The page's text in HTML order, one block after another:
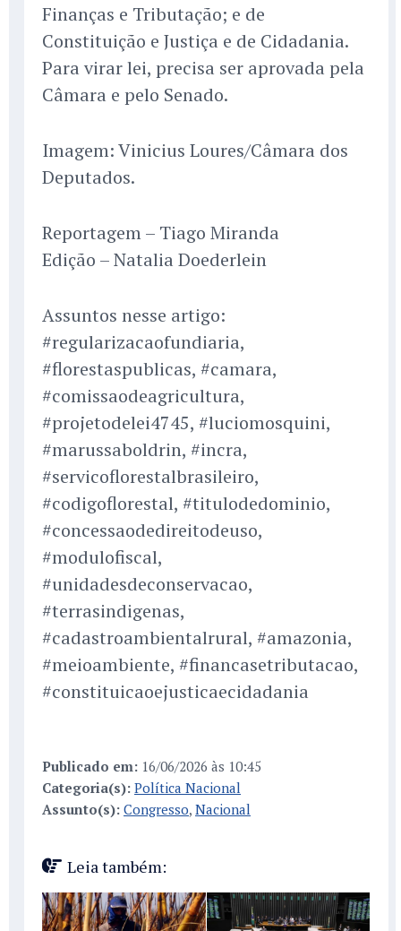
Finanças e Tributação; e de
Constituição e Justiça e de Cidadania.
Para virar lei, precisa ser aprovada pela
Câmara e pelo Senado.
Imagem: Vinicius Loures/Câmara dos
Deputados.
Reportagem – Tiago Miranda
Edição – Natalia Doederlein
Assuntos nesse artigo:
#regularizacaofundiaria,
#florestaspublicas, #camara,
#comissaodeagricultura,
#projetodelei4745, #luciomosquini,
#marussaboldrin, #incra,
#servicoflorestalbrasileiro,
#codigoflorestal, #titulodedominio,
#concessaodedireitodeuso,
#modulofiscal,
#unidadesdeconservacao,
#terrasindigenas,
#cadastroambientalrural, #amazonia,
#meioambiente, #financasetributacao,
#constituicaoejusticaecidadania
Publicado em: 16/06/2026 às 10:45
Categoria(s): Política Nacional
Assunto(s): Congresso, Nacional
Leia também: